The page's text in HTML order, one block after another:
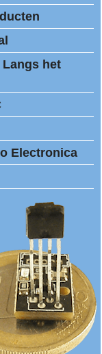
het
Electronica